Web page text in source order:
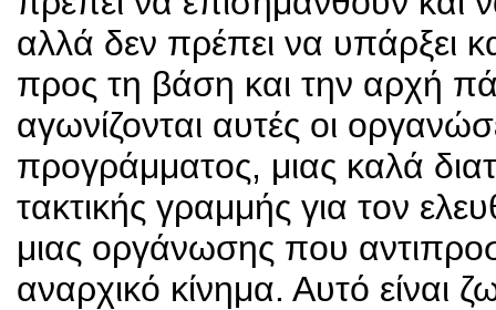
αλλά δεν πρέπει να υπάρξει
προς τη βάση και την αρχή
αγωνίζονται αυτές οι
προγράμματος, μιας καλά
τακτικής γραμμής για τον
μιας οργάνωσης που
αναρχικό κίνημα. Αυτό είναι